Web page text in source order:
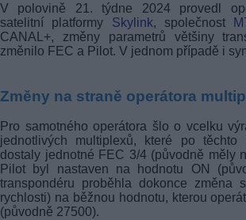
V polovině 21. týdne 2024 provedl
satelitní platformy Skylink, společnost
CANAL+, změny parametrů většiny
změnilo FEC a Pilot. V jednom případě i
Změny na straně operátora
Pro samotného operátora šlo o vcelku
jednotlivých multiplexů, které po těchto
dostaly jednotné FEC 3/4 (původně měly
Pilot byl nastaven na hodnotu ON
transpondéru proběhla dokonce změna
rychlosti) na běžnou hodnotu, kterou
(původně 27500).